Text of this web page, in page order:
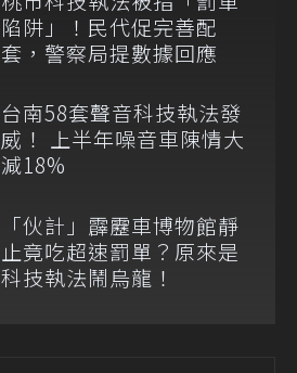
陷阱」！民代促完善配
套，警察局提數據回應
台南58套聲音科技執法發
威！ 上半年噪音車陳情大
減18%
「伙計」霹靂車博物館靜
止竟吃超速罰單？原來是
科技執法鬧烏龍！